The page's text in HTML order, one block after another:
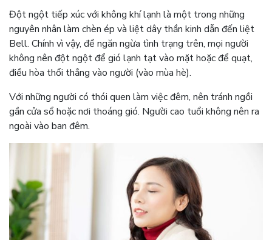
Đột ngột tiếp xúc với không khí lạnh là một trong những
nguyên nhân làm chèn ép và liệt dây thần kinh dẫn đến liệt
Bell. Chính vì vậy, để ngăn ngừa tình trạng trên, mọi người
không nên đột ngột để gió lạnh tạt vào mặt hoặc để quạt,
điều hòa thổi thẳng vào người (vào mùa hè).
Với những người có thói quen làm việc đêm, nên tránh ngồi
gần cửa sổ hoặc nơi thoáng gió. Người cao tuổi không nên ra
ngoài vào ban đêm.